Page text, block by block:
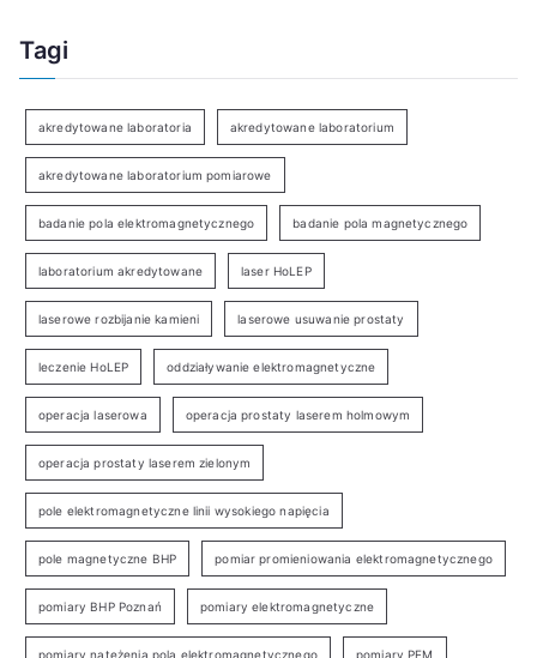
Tagi
akredytowane laboratoria akredytowane laboratorium
akredytowane laboratorium pomiarowe
badanie pola elektromagnetycznego badanie pola magnetycznego
laboratorium akredytowane laser HoLEP
laserowe rozbijanie kamieni laserowe usuwanie prostaty
leczenie HoLEP oddziaływanie elektromagnetyczne
operacja laserowa operacja prostaty laserem holmowym
operacja prostaty laserem zielonym
pole elektromagnetyczne linii wysokiego napięcia
pole magnetyczne BHP pomiar promieniowania elektromagnetycznego
pomiary BHP Poznań pomiary elektromagnetyczne
pomiary natężenia pola elektromagnetycznego pomiary PEM